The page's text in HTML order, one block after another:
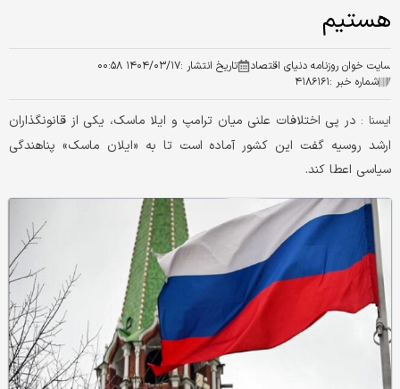
هستیم
سایت خوان روزنامه دنیای اقتصاد تاریخ انتشار :۱۴۰۴/۰۳/۱۷ ۰۰:۵۸
شماره خبر :۴۱۸۶۱۶۱
ايسنا : در پی اختلافات علنی میان ترامپ و ایلا ماسک، یکی از قانونگذاران
ارشد روسیه گفت این کشور آماده است تا به «ایلان ماسک» پناهندگی
سیاسی اعطا کند.